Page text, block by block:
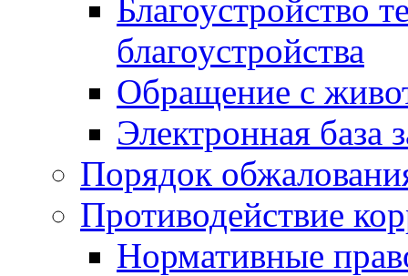
Благоустройство
благоустройства
Обращение с
Электронная база
Порядок
Противодействие
Нормативные